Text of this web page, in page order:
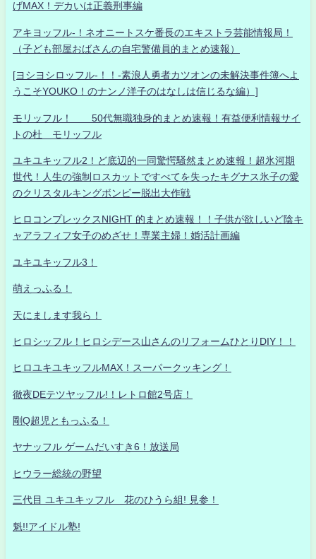
げMAX！デカいは正義刑事編
アキヨッフル-！ネオニートスケ番長のエキストラ芸能情報局！
（子ども部屋おばさんの自宅警備員的まとめ速報）
[ヨシヨシロッフル-！！-素浪人勇者カツオンの未解決事件簿へよ
うこそYOUKO！のナンノ洋子のはなしは信じるな編）]
モリッフル！ 50代無職独身的まとめ速報！有益便利情報サイ
トの杜 モリッフル
ユキユキッフル2！ど底辺的一同驚愕騒然まとめ速報！超氷河期
世代！人生の強制ロスカットですべてを失ったキグナス氷子の愛
のクリスタルキングボンビー脱出大作戦
ヒロコンプレックスNIGHT 的まとめ速報！！子供が欲しいど陰キ
ャアラフィフ女子のめざせ！専業主婦！婚活計画編
ユキユキッフル3！
萌えっふる！
天にまします我ら！
ヒロシッフル！ヒロシデース山さんのリフォームひとりDIY！！
ヒロユキユキッフルMAX！スーパークッキング！
徹夜DEテツヤッフル!！レトロ館2号店！
剛Q超児ともっふる！
ヤナッフル ゲームだいすき6！放送局
ヒウラー総統の野望
三代目 ユキユキッフル 花のひうら組! 見参！
魁!!アイドル塾!